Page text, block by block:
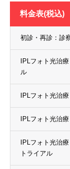
料金表(税込)
初診・再診：診
IPLフォト光治
ル
IPLフォト光治
IPLフォト光治
IPLフォト光治
トライアル